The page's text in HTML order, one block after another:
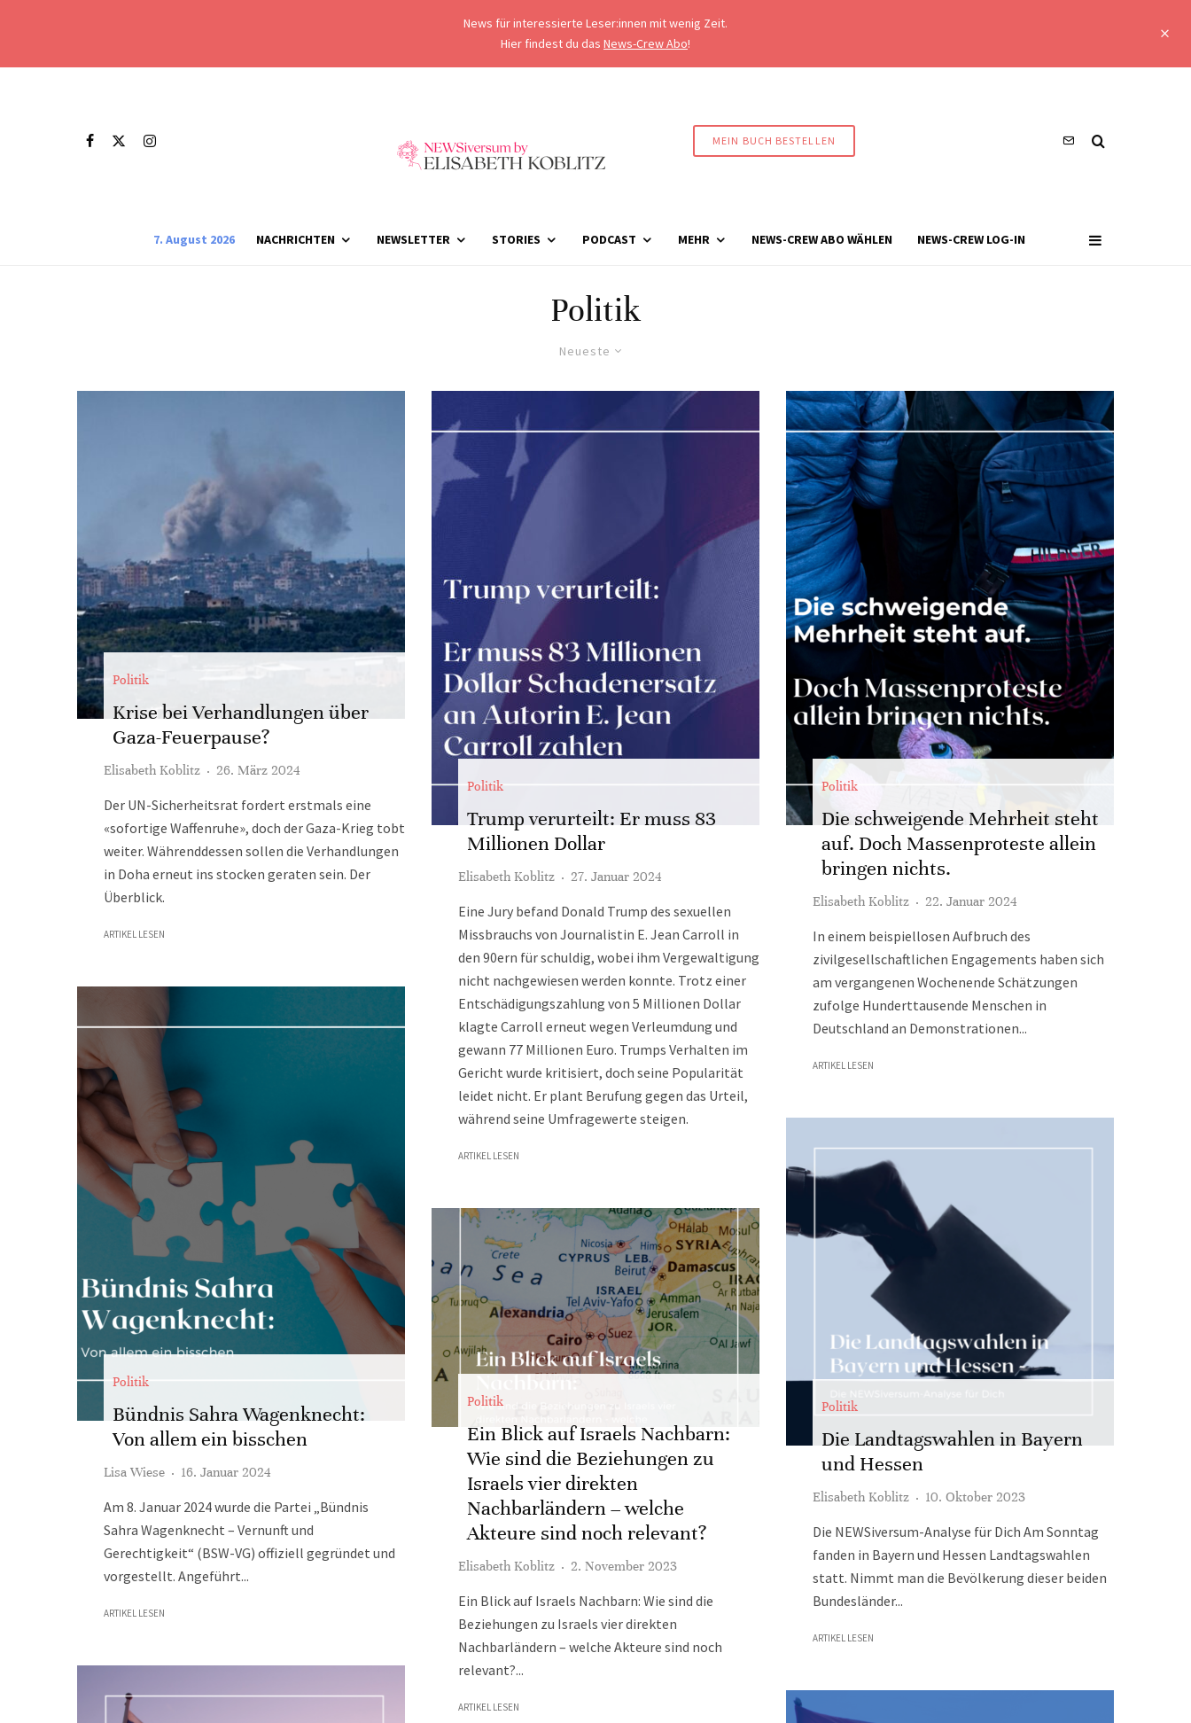
News für interessierte Leser:innen mit wenig Zeit.
Hier findest du das News-Crew Abo!
MEIN BUCH BESTELLEN
7. August 2026 NACHRICHTEN NEWSLETTER STORIES PODCAST MEHR NEWS-CREW ABO WÄHLEN NEWS-CREW LOG-IN
Politik
Neueste
Politik
Krise bei Verhandlungen über
Gaza-Feuerpause?
Elisabeth Koblitz · 26. März 2024
Der UN-Sicherheitsrat fordert erstmals eine
«sofortige Waffenruhe», doch der Gaza-Krieg tobt
weiter. Währenddessen sollen die Verhandlungen
in Doha erneut ins stocken geraten sein. Der
Überblick.
ARTIKEL LESEN
Politik
Bündnis Sahra Wagenknecht:
Von allem ein bisschen
Lisa Wiese · 16. Januar 2024
Am 8. Januar 2024 wurde die Partei „Bündnis
Sahra Wagenknecht – Vernunft und
Gerechtigkeit“ (BSW-VG) offiziell gegründet und
vorgestellt. Angeführt...
ARTIKEL LESEN
Politik
Trump verurteilt: Er muss 83
Millionen Dollar
Elisabeth Koblitz · 27. Januar 2024
Eine Jury befand Donald Trump des sexuellen
Missbrauchs von Journalistin E. Jean Carroll in
den 90ern für schuldig, wobei ihm Vergewaltigung
nicht nachgewiesen werden konnte. Trotz einer
Entschädigungszahlung von 5 Millionen Dollar
klagte Carroll erneut wegen Verleumdung und
gewann 77 Millionen Euro. Trumps Verhalten im
Gericht wurde kritisiert, doch seine Popularität
leidet nicht. Er plant Berufung gegen das Urteil,
während seine Umfragewerte steigen.
ARTIKEL LESEN
Politik
Ein Blick auf Israels Nachbarn:
Wie sind die Beziehungen zu
Israels vier direkten
Nachbarländern – welche
Akteure sind noch relevant?
Elisabeth Koblitz · 2. November 2023
Ein Blick auf Israels Nachbarn: Wie sind die
Beziehungen zu Israels vier direkten
Nachbarländern – welche Akteure sind noch
relevant?...
ARTIKEL LESEN
Politik
Die schweigende Mehrheit steht
auf. Doch Massenproteste allein
bringen nichts.
Elisabeth Koblitz · 22. Januar 2024
In einem beispiellosen Aufbruch des
zivilgesellschaftlichen Engagements haben sich
am vergangenen Wochenende Schätzungen
zufolge Hunderttausende Menschen in
Deutschland an Demonstrationen...
ARTIKEL LESEN
Politik
Die Landtagswahlen in Bayern
und Hessen
Elisabeth Koblitz · 10. Oktober 2023
Die NEWSiversum-Analyse für Dich Am Sonntag
fanden in Bayern und Hessen Landtagswahlen
statt. Nimmt man die Bevölkerung dieser beiden
Bundesländer...
ARTIKEL LESEN